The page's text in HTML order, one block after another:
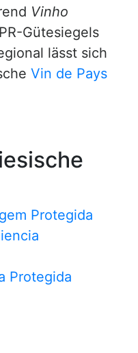
Vinho
Gütesiegels
lässt sich
Vin de Pays
Protegida
Protegida